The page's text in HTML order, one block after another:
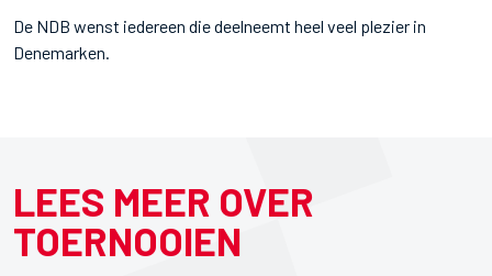
De NDB wenst iedereen die deelneemt heel veel plezier in
Denemarken.
LEES MEER OVER
TOERNOOIEN